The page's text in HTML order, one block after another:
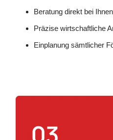
Beratung direkt bei
Präzise wirtschaftliche
Einplanung sämtlicher